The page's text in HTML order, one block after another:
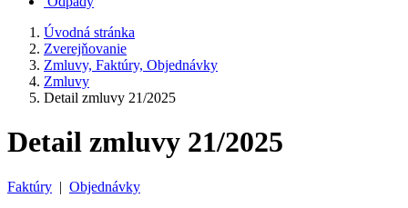
Úvodná stránka
Zverejňovanie
Zmluvy, Faktúry, Objednávky
Zmluvy
Detail zmluvy 21/2025
Detail zmluvy 21/2025
Faktúry | Objednávky